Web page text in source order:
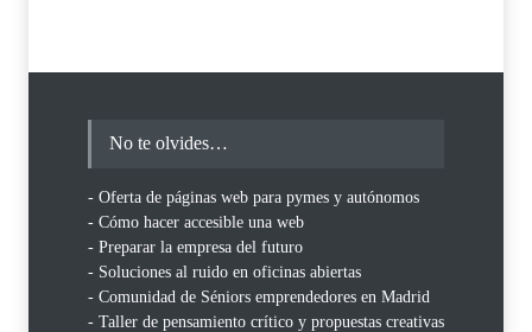
No te olvides…
- Oferta de páginas web para pymes y autónomos
- Cómo hacer accesible una web
- Preparar la empresa del futuro
- Soluciones al ruido en oficinas abiertas
- Comunidad de Séniors emprendedores en Madrid
- Taller de pensamiento crítico y propuestas creativas